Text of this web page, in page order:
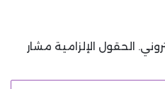
الحقول الإلزامية مشار